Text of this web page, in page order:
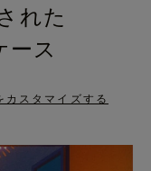
れた
ース
カスタマイズする